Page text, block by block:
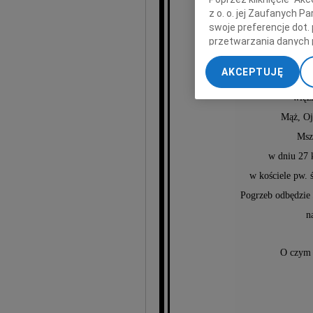
Mąż,
w dniu 27
w kościele pw.
Pogrzeb
O czym
z o. o. jej Zaufanych
swoje preferencje dot.
przetwarzania danych
„Ustawienia
My, nasi Zaufani
dokładnych danych
Przechowywanie
treści, badnie
AKCEPTUJĘ